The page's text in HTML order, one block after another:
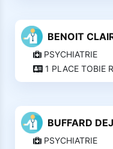
BENOIT
PSYCHIATRIE
1 PLACE TOBIE
BUFFARD
PSYCHIATRIE